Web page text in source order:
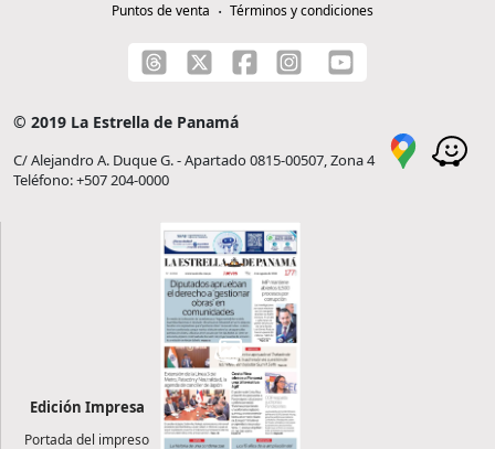
Puntos de venta
Términos y condiciones
© 2019 La Estrella de Panamá
C/ Alejandro A. Duque G. - Apartado 0815-00507, Zona 4
Teléfono: +507 204-0000
Edición Impresa
Portada del impreso